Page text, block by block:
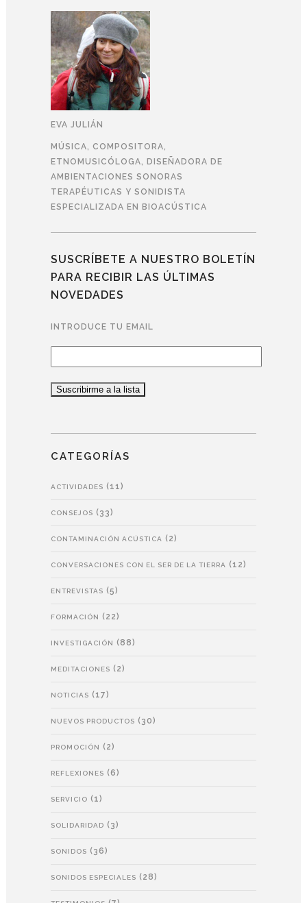
EVA JULIÁN
MÚSICA, COMPOSITORA,
ETNOMUSICÓLOGA, DISEÑADORA DE
AMBIENTACIONES SONORAS
TERAPÉUTICAS Y SONIDISTA
ESPECIALIZADA EN BIOACÚSTICA
SUSCRÍBETE A NUESTRO BOLETÍN
PARA RECIBIR LAS ÚLTIMAS
NOVEDADES
INTRODUCE TU EMAIL
CATEGORÍAS
ACTIVIDADES (11)
CONSEJOS (33)
CONTAMINACIÓN ACÚSTICA (2)
CONVERSACIONES CON EL SER DE LA TIERRA (12)
ENTREVISTAS (5)
FORMACIÓN (22)
INVESTIGACIÓN (88)
MEDITACIONES (2)
NOTICIAS (17)
NUEVOS PRODUCTOS (30)
PROMOCIÓN (2)
REFLEXIONES (6)
SERVICIO (1)
SOLIDARIDAD (3)
SONIDOS (36)
SONIDOS ESPECIALES (28)